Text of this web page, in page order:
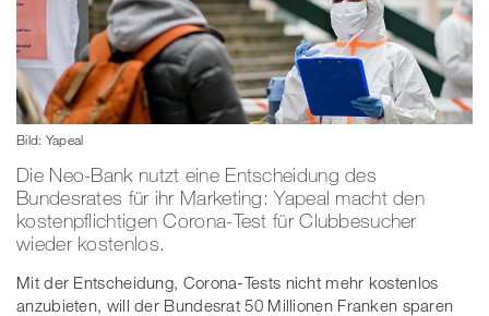
Bild: Yapeal
Die Neo-Bank nutzt eine Entscheidung des
Bundesrates für ihr Marketing: Yapeal macht den
kostenpflichtigen Corona-Test für Clubbesucher
wieder kostenlos.
Mit der Entscheidung, Corona-Tests nicht mehr kostenlos
anzubieten, will der Bundesrat 50 Millionen Franken sparen